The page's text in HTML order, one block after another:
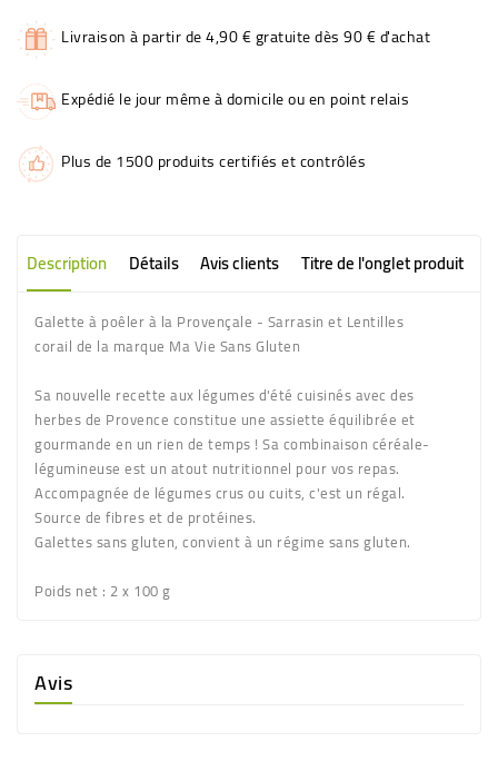
Livraison à partir de 4,90 € gratuite dès 90 € d'achat
Expédié le jour même à domicile ou en point relais
Plus de 1500 produits certifiés et contrôlés
Description Détails Avis clients Titre de l'onglet produit
Galette à poêler à la Provençale - Sarrasin et Lentilles
corail de la marque Ma Vie Sans Gluten
Sa nouvelle recette aux légumes d'été cuisinés avec des
herbes de Provence constitue une assiette équilibrée et
gourmande en un rien de temps ! Sa combinaison céréale-
légumineuse est un atout nutritionnel pour vos repas.
Accompagnée de légumes crus ou cuits, c'est un régal.
Source de fibres et de protéines.
Galettes sans gluten, convient à un régime sans gluten.
Poids net : 2 x 100 g
Avis